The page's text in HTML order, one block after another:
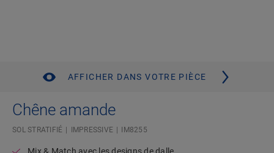
AFFICHER DANS VOTRE PIÈCE
Chêne amande
SOL STRATIFIÉ IMPRESSIVE IM8255